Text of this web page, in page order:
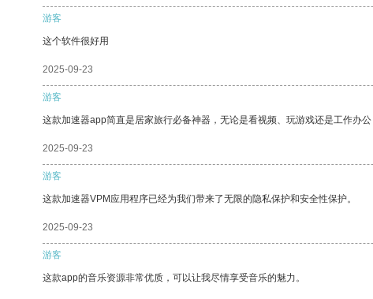
游客
这个软件很好用
2025-09-23
游客
这款加速器app简直是居家旅行必备神器，无论是看视频、玩游戏还是工作办
2025-09-23
游客
这款加速器VPM应用程序已经为我们带来了无限的隐私保护和安全性保护。
2025-09-23
游客
这款app的音乐资源非常优质，可以让我尽情享受音乐的魅力。